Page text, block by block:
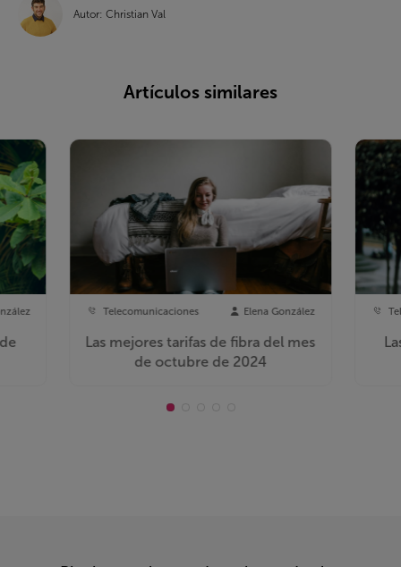
Autor: Christian Val
Artículos similares
Telecomunicaciones Elena González
Las mejores tarifas de fibra del mes
de octubre de 2024